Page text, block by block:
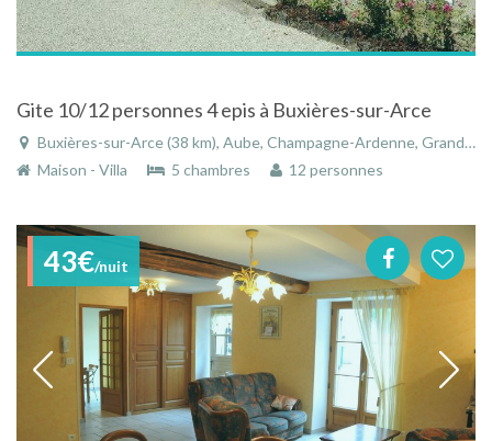
Gite 10/12 personnes 4 epis à Buxières-sur-Arce
Buxières-sur-Arce (38 km), Aube, Champagne-Ardenne, Grand Est, France
Maison - Villa
5 chambres 12 personnes
43€/nuit